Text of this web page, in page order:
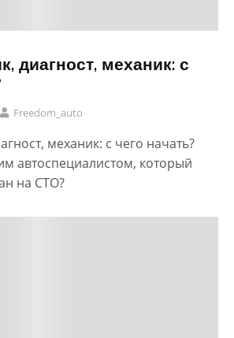
диагност, механик: с
Freedom_auto
механик: с чего начать?
автоспециалистом, который
на СТО?